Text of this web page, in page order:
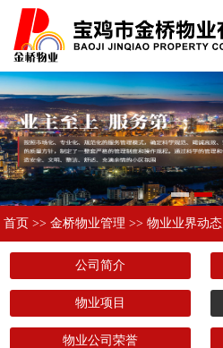
首页 >> 金桥物业管理 >> 物业业界动态
公司简介
物业项目
物业公司荣誉